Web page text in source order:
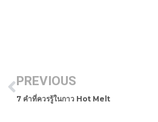
PREVIOUS
7 คำที่ควรรู้ในกาว Hot Melt